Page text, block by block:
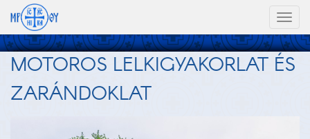
MOTOROS LELKIGYAKORLAT ÉS
ZARÁNDOKLAT